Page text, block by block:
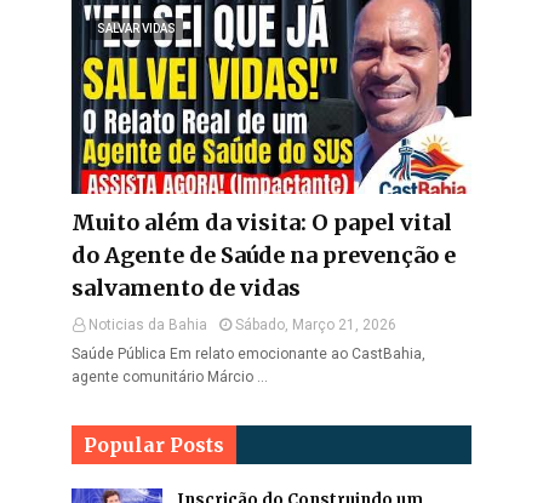
SALVAR VIDAS
Muito além da visita: O papel vital
do Agente de Saúde na prevenção e
salvamento de vidas
Noticias da Bahia
Sábado, Março 21, 2026
Saúde Pública Em relato emocionante ao CastBahia,
agente comunitário Márcio …
Popular Posts